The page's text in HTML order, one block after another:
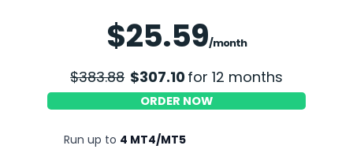
$25.59/month
$383.88 $307.10for 12 months
ORDER NOW
Run up to 4 MT4/MT5